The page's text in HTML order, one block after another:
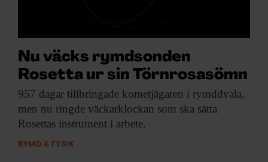
Nu väcks rymdsonden
Rosetta ur sin Törnrosasömn
957 dagar tillbringade kometjägaren i rymddvala,
men nu ringde väckarklockan som ska sätta
Rosettas instrument i arbete.
RYMD & FYSIK